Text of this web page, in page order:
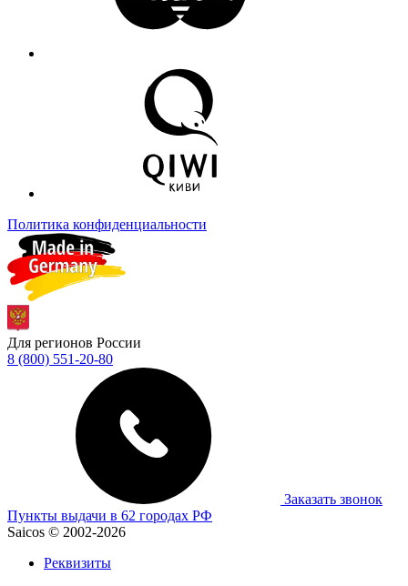
Политика конфиденциальности
Для регионов России
8 (800) 551-20-80
Заказать звонок
Пункты выдачи в 62 городах РФ
Saicos © 2002-2026
Реквизиты